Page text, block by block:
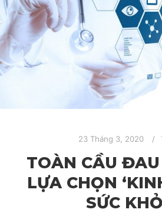
23 Tháng 3, 2020
TOÀN CẦU
LỰA CHỌN
SỨC